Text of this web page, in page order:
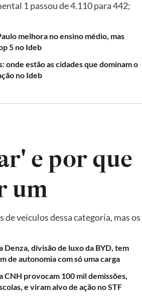
1 passou de 4.110 para 442;
melhora no ensino médio, mas
5 no Ideb
onde estão as cidades que dominam o
no Ideb
e por que
um
veículos dessa categoria, mas os
Denza, divisão de luxo da BYD, tem
de autonomia com só uma carga
CNH provocam 100 mil demissões,
e viram alvo de ação no STF